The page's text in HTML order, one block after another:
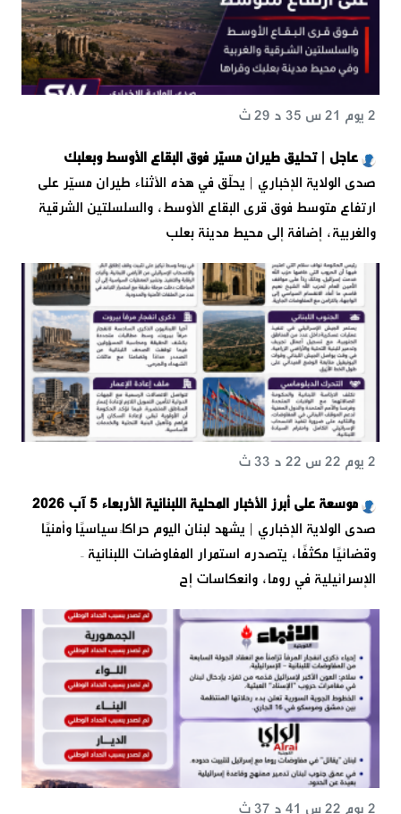
عاجل | تحليق طيران مسيّر فوق البقاع الأوسط وبعلبك
2 يوم 21 س 35 د 29 ث
صدى الولاية الإخباري | يحلّق في هذه الأثناء طيران مسيّر على
ارتفاع متوسط فوق قرى البقاع الأوسط، والسلسلتين الشرقية
والغربية، إضافة إلى محيط مدينة بعلب
موسعة على أبرز الأخبار المحلية اللبنانية الأربعاء 5 آب 2026
2 يوم 22 س 22 د 33 ث
صدى الولاية الإخباري | يشهد لبنان اليوم حراكًا سياسيًا وأمنيًا
وقضائيًا مكثفًا، يتصدره استمرار المفاوضات اللبنانية –
الإسرائيلية في روما، وانعكاسات إح
2 يوم 22 س 41 د 37 ث